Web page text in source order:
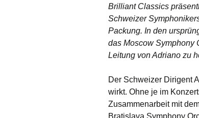
Brilliant Classics
Schweizer
Packung. In den
das Moscow Symphony
Leitung von Adriano zu
Der Schweizer Dirigent
wirkt. Ohne je im
Zusammenarbeit mit
Bratislava Symphony